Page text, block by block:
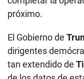
próximo.
El Gobierno de
dirigentes
tan extendido de